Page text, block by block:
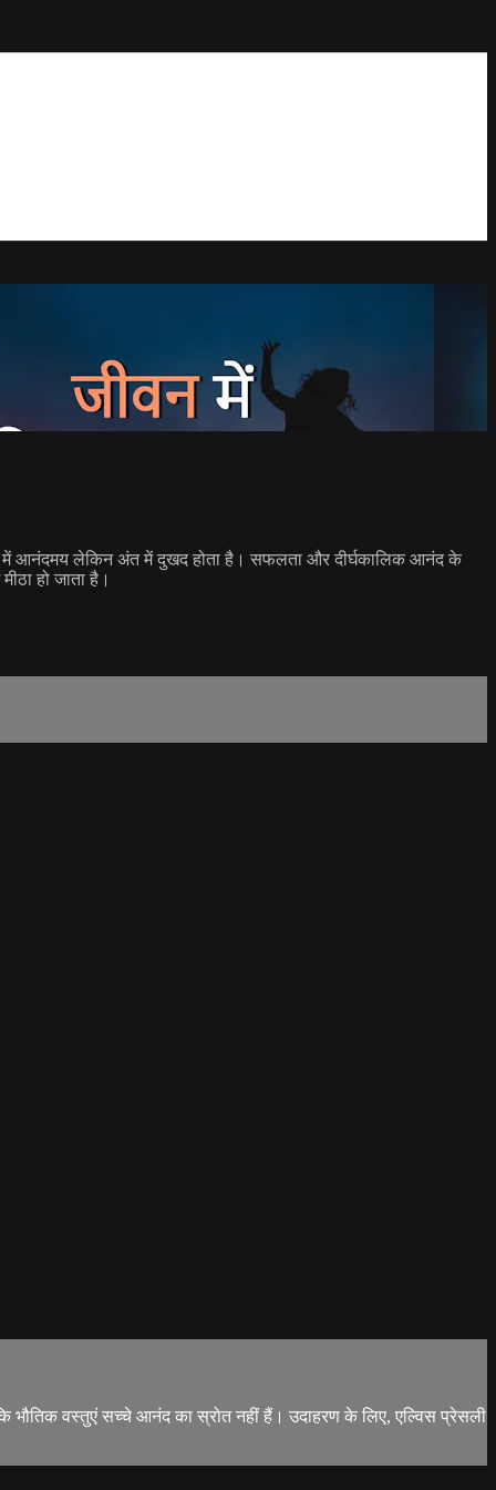
में आनंदमय लेकिन अंत में दुखद होता है। सफलता और दीर्घकालिक आनंद के
हो जाता है।
भौतिक वस्तुएं सच्चे आनंद का स्रोत नहीं हैं। उदाहरण के लिए, एल्विस प्रेसली